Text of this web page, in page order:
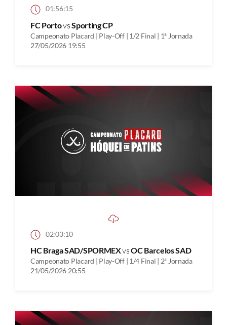
01:56:15
FC PortovsSporting CP
Campeonato Placard | Play-Off | 1/2 Final | 1ª Jornada
27/05/2026 19:55
02:03:10
HC Braga SAD/SPORMEXvsOC Barcelos SAD
Campeonato Placard | Play-Off | 1/4 Final | 2ª Jornada
21/05/2026 20:55